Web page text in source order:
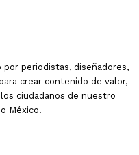
periodistas, diseñadores,
crear contenido de valor,
ciudadanos de nuestro
México.